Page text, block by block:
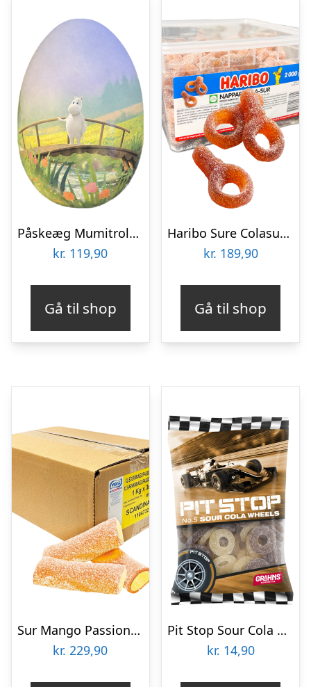
Påskeæg Mumitroldene – 306 g
kr. 119,90
Gå til shop
Haribo Sure Colasutter Storpak – 2 kg
kr. 189,90
Gå til shop
Sur Mango Passion Fruit XL Økonomipakke – 3 kg
kr. 229,90
Pit Stop Sour Cola Wheels – 100 g
kr. 14,90